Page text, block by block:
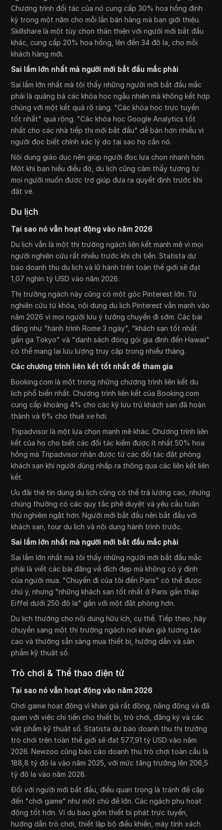
Chương trình đối tác của nó cung cấp 30% hoa hồng định
kỳ trong một năm cho mỗi lần bán hàng mà bạn giới thiệu.
Skillshare là một tùy chọn thân thiện với người mới bắt đầu
khác, cung cấp 20% hoa hồng, lên đến 34 đô la, cho mỗi
khách hàng mới.
Sai lầm lớn nhất mà người mới bắt đầu mắc phải
Sai lầm lớn nhất mà tôi thấy những người mới bắt đầu mắc
phải là quảng bá các khóa học ngẫu nhiên mà không kết hợp
chúng với một kết quả rõ ràng. "Các khóa học trực tuyến
tốt nhất" quá rộng. "Các khóa học Google Analytics tốt
nhất cho các nhà tiếp thị mới bắt đầu" dễ bán hơn nhiều vì
người đọc biết chính xác lý do tại sao họ cần nó.
Nội dung giáo dục nên giúp người đọc lựa chọn nhanh hơn.
Một khi bạn hiểu điều đó, du lịch cũng cảm thấy tương tự:
mọi người muốn được trợ giúp đưa ra quyết định trước khi
đặt vé.
Du lịch
Tại sao nó vẫn hoạt động vào năm 2026
Du lịch vẫn là một thị trường ngách liên kết mạnh mẽ vì mọi
người nghiên cứu rất nhiều trước khi chi tiền. Statista dự
báo doanh thu du lịch và lữ hành trên toàn thế giới sẽ đạt
1,07 nghìn tỷ USD vào năm 2026.
Thị trường ngách này cũng có một góc Pinterest lớn. Từ
nghiên cứu từ khóa, nội dung du lịch Pinterest vẫn mạnh vào
năm 2026 vì mọi người lưu ý tưởng chuyến đi sớm. Các bài
đăng như "hành trình Rome 3 ngày", "khách sạn tốt nhất
gần ga Tokyo" và "danh sách đóng gói gia đình đến Hawaii"
có thể mang lại lưu lượng truy cập trong nhiều tháng.
Các chương trình liên kết tốt nhất để tham gia
Booking.com là một trong những chương trình liên kết du
lịch phổ biến nhất. Chương trình liên kết của Booking.com
cung cấp khoảng 4% cho các kỳ lưu trú khách sạn đã hoàn
thành và 6% cho thuê xe hơi.
Tripadvisor là một lựa chọn mạnh mẽ khác. Chương trình liên
kết của họ cho biết các đối tác kiếm được ít nhất 50% hoa
hồng mà Tripadvisor nhận được từ các đối tác đặt phòng
khách sạn khi người dùng nhấp ra thông qua các liên kết liên
kết.
Ưu đãi thẻ tín dụng du lịch cũng có thể trả lương cao, nhưng
chúng thường có các quy tắc phê duyệt và yêu cầu tuân
thủ nghiêm ngặt hơn. Người mới bắt đầu nên bắt đầu với
khách sạn, tour du lịch và nội dung hành trình trước.
Sai lầm lớn nhất mà người mới bắt đầu mắc phải
Sai lầm lớn nhất mà tôi thấy những người mới bắt đầu mắc
phải là viết các bài đăng về đích đẹp mà không có ý định
của người mua. "Chuyến đi của tôi đến Paris" có thể được
chú ý, nhưng "những khách sạn tốt nhất ở Paris gần tháp
Eiffel dưới 250 đô la" gần với một đặt phòng hơn.
Du lịch thưởng cho nội dung hữu ích, cụ thể. Tiếp theo, hãy
chuyển sang một thị trường ngách nơi khán giả tương tác
cao và thường sẵn sàng mua thiết bị, hướng dẫn và sản
phẩm kỹ thuật số.
Trò chơi & Thể thao điện tử
Tại sao nó vẫn hoạt động vào năm 2026
Chơi game hoạt động vì khán giả rất đông, năng động và đã
quen với việc chi tiền cho thiết bị, trò chơi, đăng ký và các
vật phẩm kỹ thuật số. Statista dự báo doanh thu thị trường
trò chơi trên toàn thế giới sẽ đạt 577,91 tỷ USD vào năm
2026. Newzoo cũng báo cáo doanh thu trò chơi toàn cầu là
188,8 tỷ đô la vào năm 2025, với mức tăng trưởng lên 206,5
tỷ đô la vào năm 2028.
Đối với người mới bắt đầu, điều quan trọng là tránh đề cập
đến "chơi game" như một chủ đề lớn. Các ngách phụ hoạt
động tốt hơn. Ví dụ bao gồm thiết bị phát trực tuyến,
hướng dẫn trò chơi, thiết lập bộ điều khiển, máy tính xách